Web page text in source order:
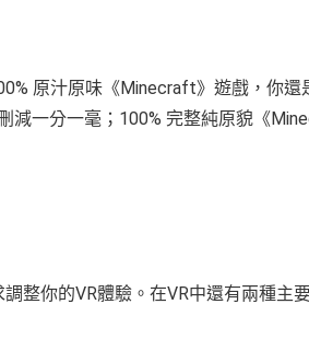
原汁原味《Minecraft》遊戲，你還
一分一毫；100% 完整純原貌《
整你的VR體驗。在VR中還有兩種主要